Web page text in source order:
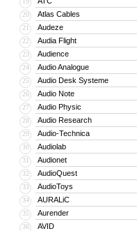
20 Atlas Cables
21 Audeze
22 Audia Flight
23 Audience
24 Audio Analogue
25 Audio Desk Systeme
26 Audio Note
27 Audio Physic
28 Audio Research
29 Audio-Technica
30 Audiolab
31 Audionet
32 AudioQuest
33 AudioToys
34 AURALiC
35 Aurender
36 AVID